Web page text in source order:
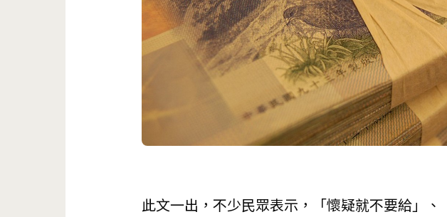
此文一出，不少民眾表示，「懷疑就不要給」